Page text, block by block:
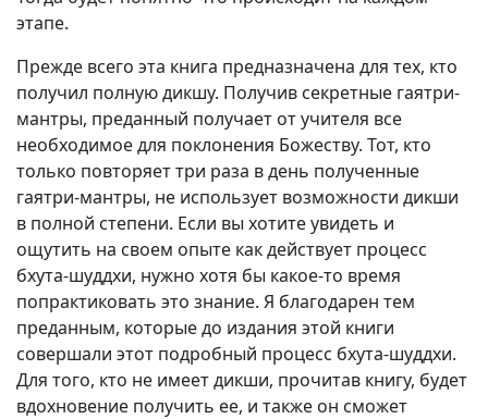
этапе.
Прежде всего эта книга предназначена для тех, кто
получил полную дикшу. Получив секретные гаятри-
мантры, преданный получает от учителя все
необходимое для поклонения Божеству. Тот, кто
только повторяет три раза в день полученные
гаятри-мантры, не использует возможности дикши
в полной степени. Если вы хотите увидеть и
ощутить на своем опыте как действует процесс
бхута-шуддхи, нужно хотя бы какое-то время
попрактиковать это знание. Я благодарен тем
преданным, которые до издания этой книги
совершали этот подробный процесс бхута-шуддхи.
Для того, кто не имеет дикши, прочитав книгу, будет
вдохновение получить ее, и также он сможет